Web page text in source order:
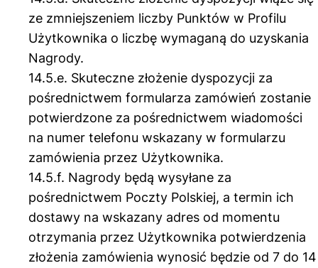
ze zmniejszeniem liczby Punktów w Profilu
Użytkownika o liczbę wymaganą do uzyskania
Nagrody.
14.5.e. Skuteczne złożenie dyspozycji za
pośrednictwem formularza zamówień zostanie
potwierdzone za pośrednictwem wiadomości
na numer telefonu wskazany w formularzu
zamówienia przez Użytkownika.
14.5.f. Nagrody będą wysyłane za
pośrednictwem Poczty Polskiej, a termin ich
dostawy na wskazany adres od momentu
otrzymania przez Użytkownika potwierdzenia
złożenia zamówienia wynosić będzie od 7 do 14